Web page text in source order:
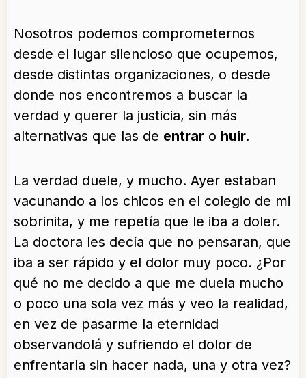
Nosotros podemos comprometernos
desde el lugar silencioso que ocupemos,
desde distintas organizaciones, o desde
donde nos encontremos a buscar la
verdad y querer la justicia, sin más
alternativas que las de entrar o huir.
La verdad duele, y mucho. Ayer estaban
vacunando a los chicos en el colegio de mi
sobrinita, y me repetía que le iba a doler.
La doctora les decía que no pensaran, que
iba a ser rápido y el dolor muy poco. ¿Por
qué no me decido a que me duela mucho
o poco una sola vez más y veo la realidad,
en vez de pasarme la eternidad
observandolá y sufriendo el dolor de
enfrentarla sin hacer nada, una y otra vez?